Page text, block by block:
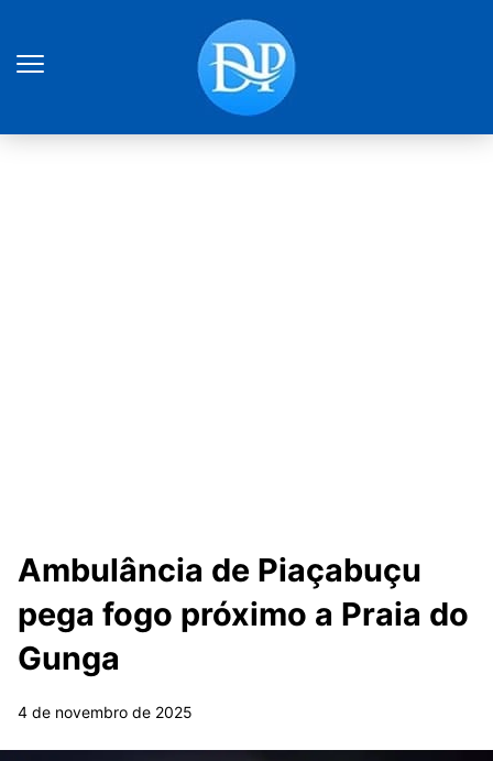
Ambulância de Piaçabuçu
pega fogo próximo a Praia do
Gunga
4 de novembro de 2025